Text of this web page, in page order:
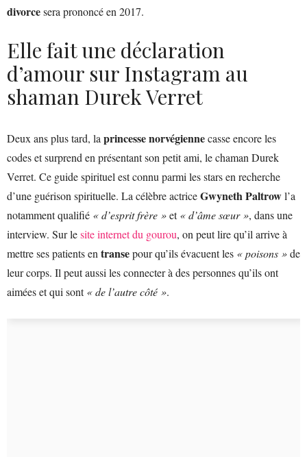
divorcesera prononcé en 2017.
Elle fait une déclaration
d’amour sur Instagram au
shaman Durek Verret
Deux ans plus tard, la princesse norvégiennecasse encore les
codes et surprend en présentant son petit ami, le chaman Durek
Verret. Ce guide spirituel est connu parmi les stars en recherche
d’une guérison spirituelle. La célèbre actriceGwyneth Paltrowl’a
notamment qualifié « d’esprit frère »et« d’âme sœur », dans une
interview. Sur lesite internet du gourou, on peut lire qu’il arrive à
mettre ses patients en transepour qu’ils évacuent les « poisons »de
leur corps. Il peut aussi les connecter à des personnes qu’ils ont
aimées et qui sont« de l’autre côté ».